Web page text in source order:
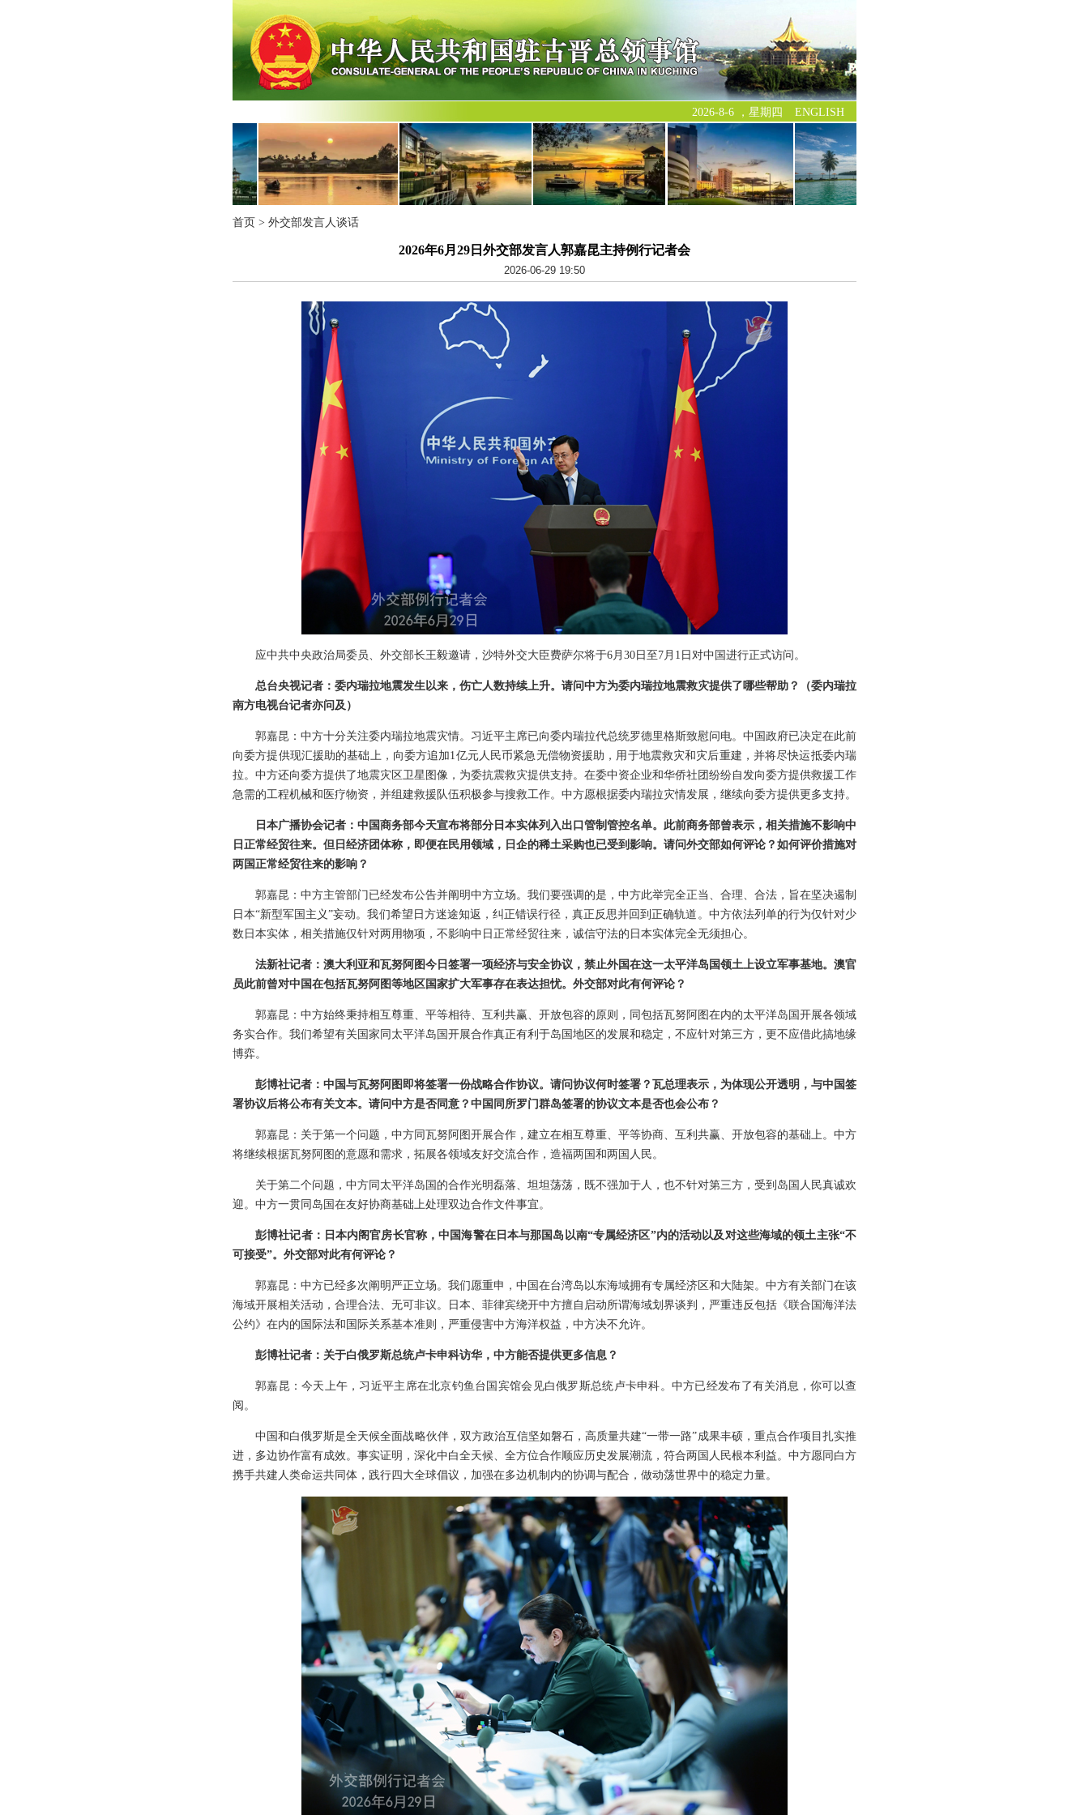
2026-8-6 ，星期四 ENGLISH
首页 > 外交部发言人谈话
2026年6月29日外交部发言人郭嘉昆主持例行记者会
2026-06-29 19:50
应中共中央政治局委员、外交部长王毅邀请，沙特外交大臣费萨尔将于6月30日至7月1日对中国进行正式访问。
总台央视记者：委内瑞拉地震发生以来，伤亡人数持续上升。请问中方为委内瑞拉地震救灾提供了哪些帮助？（委内瑞拉
南方电视台记者亦问及）
郭嘉昆：中方十分关注委内瑞拉地震灾情。习近平主席已向委内瑞拉代总统罗德里格斯致慰问电。中国政府已决定在此前
向委方提供现汇援助的基础上，向委方追加1亿元人民币紧急无偿物资援助，用于地震救灾和灾后重建，并将尽快运抵委内瑞
拉。中方还向委方提供了地震灾区卫星图像，为委抗震救灾提供支持。在委中资企业和华侨社团纷纷自发向委方提供救援工作
急需的工程机械和医疗物资，并组建救援队伍积极参与搜救工作。中方愿根据委内瑞拉灾情发展，继续向委方提供更多支持。
日本广播协会记者：中国商务部今天宣布将部分日本实体列入出口管制管控名单。此前商务部曾表示，相关措施不影响中
日正常经贸往来。但日经济团体称，即便在民用领域，日企的稀土采购也已受到影响。请问外交部如何评论？如何评价措施对
两国正常经贸往来的影响？
郭嘉昆：中方主管部门已经发布公告并阐明中方立场。我们要强调的是，中方此举完全正当、合理、合法，旨在坚决遏制
日本“新型军国主义”妄动。我们希望日方迷途知返，纠正错误行径，真正反思并回到正确轨道。中方依法列单的行为仅针对少
数日本实体，相关措施仅针对两用物项，不影响中日正常经贸往来，诚信守法的日本实体完全无须担心。
法新社记者：澳大利亚和瓦努阿图今日签署一项经济与安全协议，禁止外国在这一太平洋岛国领土上设立军事基地。澳官
员此前曾对中国在包括瓦努阿图等地区国家扩大军事存在表达担忧。外交部对此有何评论？
郭嘉昆：中方始终秉持相互尊重、平等相待、互利共赢、开放包容的原则，同包括瓦努阿图在内的太平洋岛国开展各领域
务实合作。我们希望有关国家同太平洋岛国开展合作真正有利于岛国地区的发展和稳定，不应针对第三方，更不应借此搞地缘
博弈。
彭博社记者：中国与瓦努阿图即将签署一份战略合作协议。请问协议何时签署？瓦总理表示，为体现公开透明，与中国签
署协议后将公布有关文本。请问中方是否同意？中国同所罗门群岛签署的协议文本是否也会公布？
郭嘉昆：关于第一个问题，中方同瓦努阿图开展合作，建立在相互尊重、平等协商、互利共赢、开放包容的基础上。中方
将继续根据瓦努阿图的意愿和需求，拓展各领域友好交流合作，造福两国和两国人民。
关于第二个问题，中方同太平洋岛国的合作光明磊落、坦坦荡荡，既不强加于人，也不针对第三方，受到岛国人民真诚欢
迎。中方一贯同岛国在友好协商基础上处理双边合作文件事宜。
彭博社记者：日本内阁官房长官称，中国海警在日本与那国岛以南“专属经济区”内的活动以及对这些海域的领土主张“不
可接受”。外交部对此有何评论？
郭嘉昆：中方已经多次阐明严正立场。我们愿重申，中国在台湾岛以东海域拥有专属经济区和大陆架。中方有关部门在该
海域开展相关活动，合理合法、无可非议。日本、菲律宾绕开中方擅自启动所谓海域划界谈判，严重违反包括《联合国海洋法
公约》在内的国际法和国际关系基本准则，严重侵害中方海洋权益，中方决不允许。
彭博社记者：关于白俄罗斯总统卢卡申科访华，中方能否提供更多信息？
郭嘉昆：今天上午，习近平主席在北京钓鱼台国宾馆会见白俄罗斯总统卢卡申科。中方已经发布了有关消息，你可以查
阅。
中国和白俄罗斯是全天候全面战略伙伴，双方政治互信坚如磐石，高质量共建“一带一路”成果丰硕，重点合作项目扎实推
进，多边协作富有成效。事实证明，深化中白全天候、全方位合作顺应历史发展潮流，符合两国人民根本利益。中方愿同白方
携手共建人类命运共同体，践行四大全球倡议，加强在多边机制内的协调与配合，做动荡世界中的稳定力量。